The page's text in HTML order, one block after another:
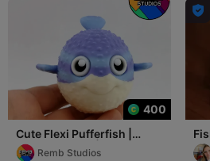
400
Cute Flexi Pufferfish |
Print-in-place | No
Remb Studios
